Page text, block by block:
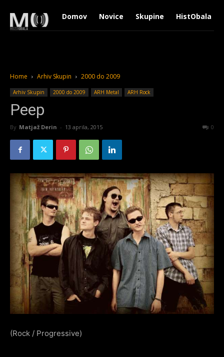
Domov Novice Skupine HistObala
Home Arhiv Skupin 2000 do 2009
Arhiv Skupin 2000 do 2009 ARH Metal ARH Rock
Peep
By Matjaž Derin - 13 aprila, 2015 0
(Rock / Progressive)